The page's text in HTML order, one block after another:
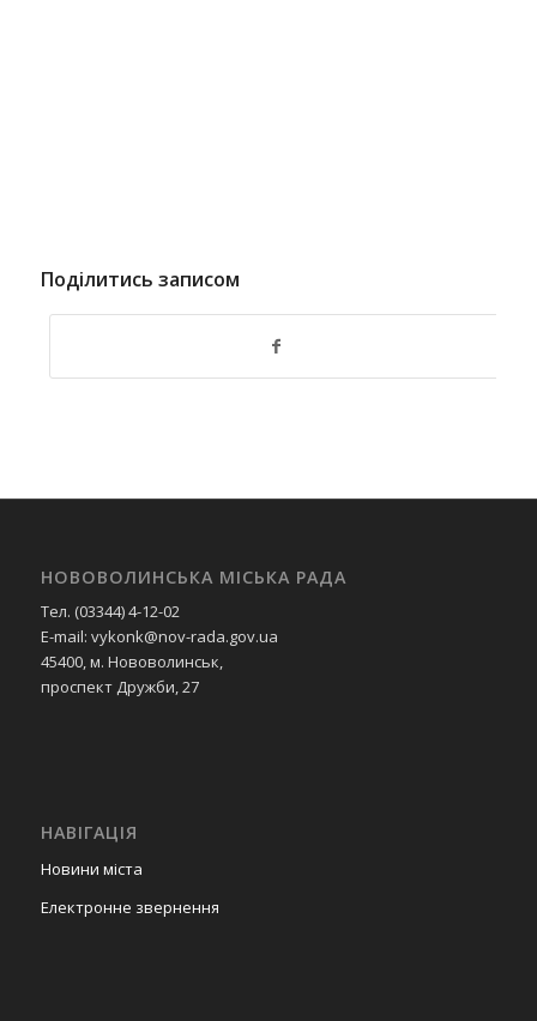
Поділитись записом
НОВОВОЛИНСЬКА МІСЬКА РАДА
Тел. (03344) 4-12-02
E-mail: vykonk@nov-rada.gov.ua
45400, м. Нововолинськ,
проспект Дружби, 27
НАВІГАЦІЯ
Новини міста
Електронне звернення